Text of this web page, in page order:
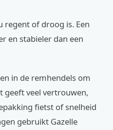
regent of droog is. Een
en stabieler dan een
in de remhendels om
geeft veel vertrouwen,
fietst of snelheid
gebruikt Gazelle